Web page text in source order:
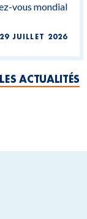
vous mondial
29 JUILLET 2026
ACTUALITÉS